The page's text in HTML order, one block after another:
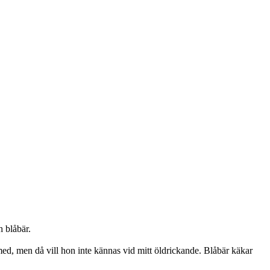
blåbär.
men då vill hon inte kännas vid mitt öldrickande. Blåbär käkar